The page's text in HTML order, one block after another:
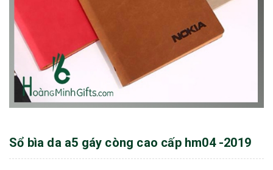
Sổ bìa da a5 gáy còng cao cấp hm04 -2019